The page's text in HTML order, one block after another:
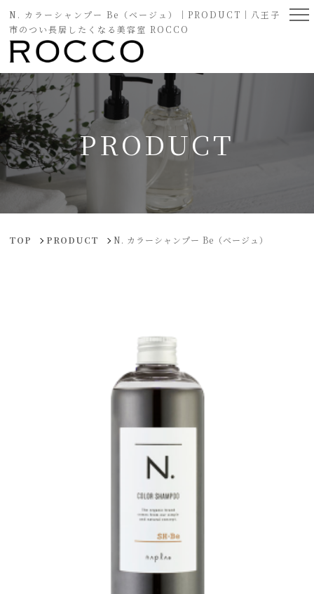
N. カラーシャンプー Be（ベージュ）｜PRODUCT｜八王子
市のつい長居したくなる美容室 ROCCO
PRODUCT
TOP PRODUCT N. カラーシャンプー Be（ベージュ）